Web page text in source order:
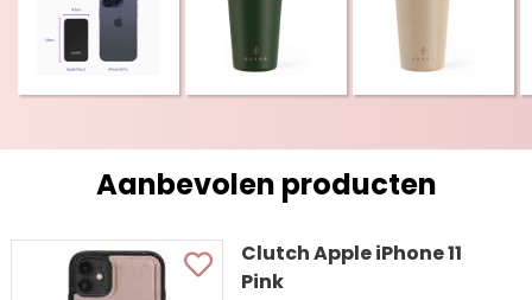
Aanbevolen producten
Clutch Apple iPhone 11
Pink